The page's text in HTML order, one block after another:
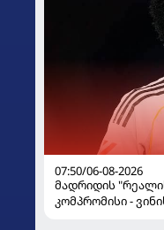
07:50/06-08-2026
მადრიდის
კომპრომისი -